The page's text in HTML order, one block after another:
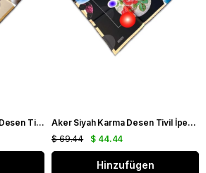
Aker Vizon Füme Karma Desen Tivil İpek Eşarp 8806713 - 912
Aker Siyah Karma Desen Tivil İpek Eşarp 8806713 - 911
$ 44.44
$ 69.44
Hinzufügen